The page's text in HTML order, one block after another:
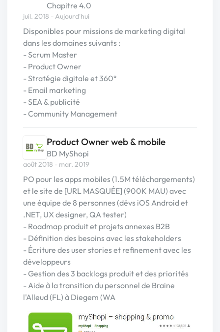
Chapitre 4.0
juil. 2018 - Aujourd'hui
Disponibles pour missions de marketing digital
dans les domaines suivants :
- Scrum Master
- Product Owner
- Stratégie digitale et 360°
- Email marketing
- SEA & publicité
- Community Management
Product Owner web & mobile
BD MyShopi
août 2018 - mar. 2019
PO pour les apps mobiles (1.5M téléchargements)
et le site de [URL MASQUÉE] (900K MAU) avec
une équipe de 8 personnes (dévs iOS Android et
.NET, UX designer, QA tester)
- Roadmap produit et projets annexes B2B
- Définition des besoins avec les stakeholders
- Écriture des user stories et refinement avec les
développeurs
- Gestion des 3 backlogs produit et des priorités
- Aide à la transition du personnel de Braine
l'Alleud (FL) à Diegem (WA